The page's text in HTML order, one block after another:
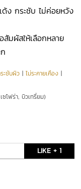
ด้ง กระชับ ไม่ค่อยหวัง
มผัสให้เลือกหลาย
ะชับผิว |ไม่ระคายเคือง |
โฟร่า, บิวเทรี่ยม)
LIKE + 1